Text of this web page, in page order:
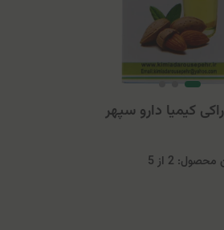
کیمیا دارو سپهر
محصول: 2 از 5